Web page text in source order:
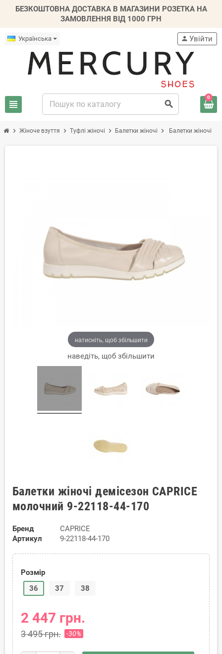
БЕЗКОШТОВНА ДОСТАВКА В МАГАЗИНИ РОЗЕТКА НА
ЗАМОВЛЕННЯ ВІД 1000 ГРН
Українська
view_headline search
person Увійти
0
chevron_right Жіноче взуття chevron_right Туфлі жіночі chevron_right Балетки жіночі chevron_right Балетки жіночі
натисніть, щоб збільшити
наведіть, щоб збільшити
Балетки жіночі демісезон CAPRICE
молочний 9-22118-44-170
Бренд
CAPRICE
Артикул
9-22118-44-170
Розмір
36
37 38
2 447 грн.
3 495 грн. -30%